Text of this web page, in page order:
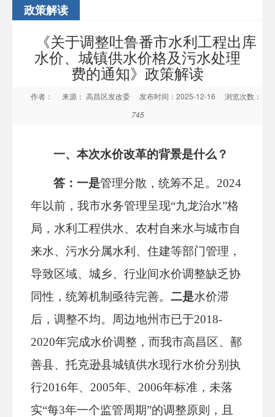
政策解读
《关于调整吐鲁番市水利工程出库
水价、城镇供水价格及污水处理
费的通知》政策解读
作者： 来源： 高昌区发改委 发布时间：2025-12-16
浏览次数：
745
一、本次水价改革的背景是什么？
答：一是管理分散，统筹不足 。 2024
年以前，我市水务管理呈现“九龙治水”格
局，水利工程供水、农村自来水与城市自
来水、污水分属水利、住建等部门管理，
导致区域、城乡、行业间水价调整缺乏协
同性，统筹机制亟待完善。 二是水价滞
后，调整不均。 周边地州市已于2018-
2020年完成水价调整，而我市高昌区、鄯
善县、托克逊县城镇供水现行水价分别执
行2016年、2005年、2006年标准，未落
实“每3年一个监管周期”的调整原则，且